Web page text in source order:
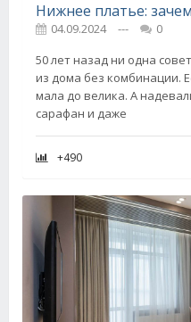
04.09.2024 ---
0
50 лет назад ни одна
из дома без комбинации.
мала до велика. А
сарафан и даже
+490